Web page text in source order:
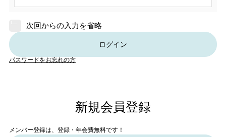
次回からの入力を省略
ログイン
パスワードをお忘れの方
新規会員登録
メンバー登録は、登録・年会費無料です！